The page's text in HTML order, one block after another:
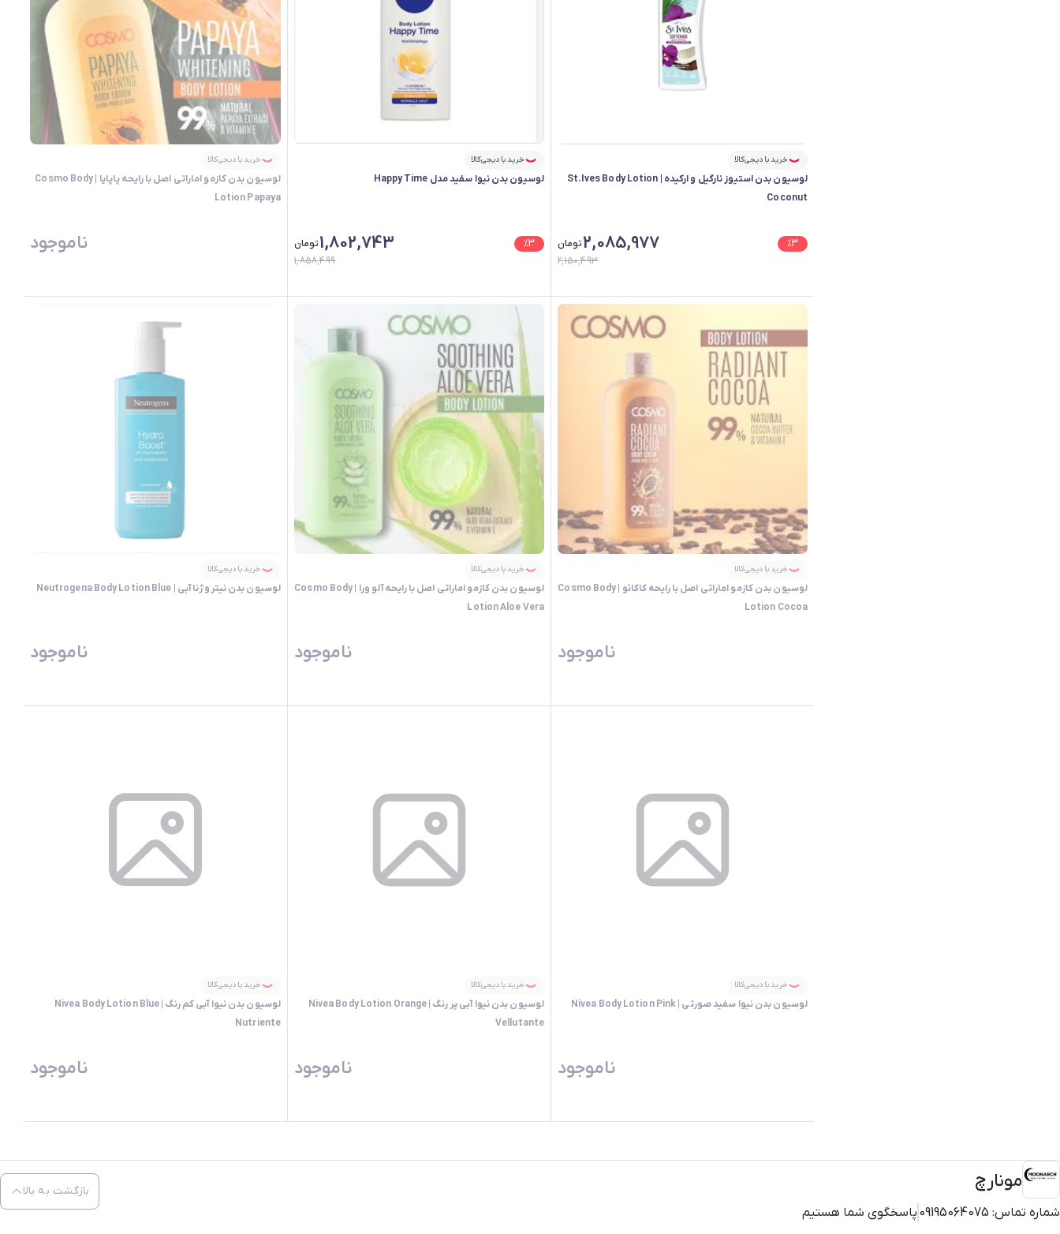
خرید با دیجی‌کالا
لوسیون بدن استیوز نارگیل و ارکیده | St.Ives Body Lotion
Coconut
%3
2,085,977تومان
2,150,493
خرید با دیجی‌کالا
لوسیون بدن نیوا سفید مدل Happy Time
%3
1,802,743تومان
1,858,499
خرید با دیجی‌کالا
لوسیون بدن کازمو اماراتی اصل با رایحه پاپایا | Cosmo Body
Lotion Papaya
ناموجود
خرید با دیجی‌کالا
لوسیون بدن کازمو اماراتی اصل با رایحه کاکائو | Cosmo Body
Lotion Cocoa
ناموجود
خرید با دیجی‌کالا
لوسیون بدن کازمو اماراتی اصل با رایحه آلو ورا | Cosmo Body
Lotion Aloe Vera
ناموجود
خرید با دیجی‌کالا
لوسیون بدن نیتروژنا آبی | Neutrogena Body Lotion Blue
ناموجود
خرید با دیجی‌کالا
لوسیون بدن نیوا سفید صورتی | Nivea Body Lotion Pink
ناموجود
خرید با دیجی‌کالا
لوسیون بدن نیوا آبی پر رنگ | Nivea Body Lotion Orange
Vellutante
ناموجود
خرید با دیجی‌کالا
لوسیون بدن نیوا آبی کم رنگ | Nivea Body Lotion Blue
Nutriente
ناموجود
مونارچ
شماره تماس: 09195064075 پاسخگوی شما هستیم
بازگشت به بالا